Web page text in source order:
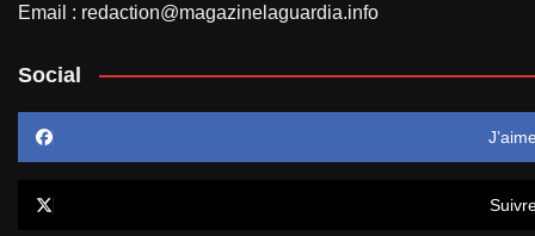
Email : redaction@magazinelaguardia.info
Social